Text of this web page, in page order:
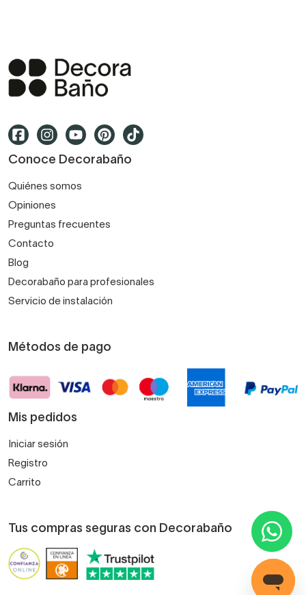
Conoce Decorabaño
Quiénes somos
Opiniones
Preguntas frecuentes
Contacto
Blog
Decorabaño para profesionales
Servicio de instalación
Métodos de pago
Mis pedidos
Iniciar sesión
Registro
Carrito
Tus compras seguras con Decorabaño